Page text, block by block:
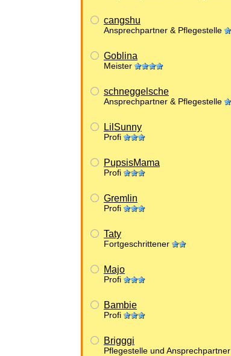
cangshu
Ansprechpartner & Pflegestelle
Goblina
Meister
schneggelsche
Ansprechpartner & Pflegestelle
LilSunny
Profi
PupsisMama
Profi
Gremlin
Profi
Taty
Fortgeschrittener
Majo
Profi
Bambie
Profi
Brigggi
Pflegestelle und Ansprechpartner